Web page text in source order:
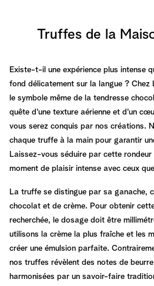
Truffes de la
Existe-t-il une expérience plus intense
fond délicatement sur la langue ?
le symbole même de la tendresse
quête d'une texture aérienne et d'un
vous serez conquis par nos créations.
chaque truffe à la main pour garantir
Laissez-vous séduire par cette
moment de plaisir intense avec ceux
La truffe se distingue par sa ganache,
chocolat et de crème. Pour obtenir
recherchée, le dosage doit être
utilisons la crème la plus fraîche et les
créer une émulsion parfaite.
nos truffes révèlent des notes de
harmonisées par un savoir-faire